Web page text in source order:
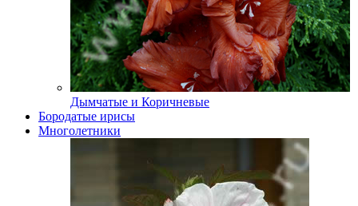
Дымчатые и Коричневые
Бородатые ирисы
Многолетники